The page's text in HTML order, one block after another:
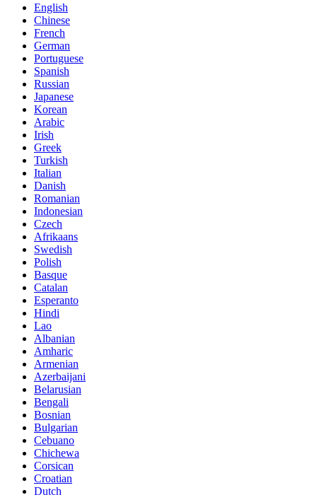
English
Chinese
French
German
Portuguese
Spanish
Russian
Japanese
Korean
Arabic
Irish
Greek
Turkish
Italian
Danish
Romanian
Indonesian
Czech
Afrikaans
Swedish
Polish
Basque
Catalan
Esperanto
Hindi
Lao
Albanian
Amharic
Armenian
Azerbaijani
Belarusian
Bengali
Bosnian
Bulgarian
Cebuano
Chichewa
Corsican
Croatian
Dutch